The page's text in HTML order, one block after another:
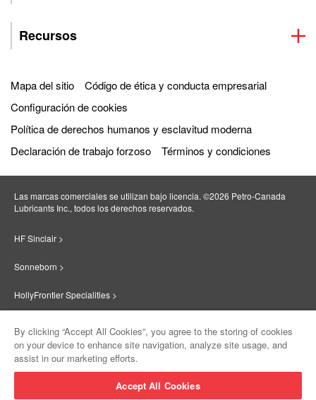
Recursos
Mapa del sitio
Código de ética y conducta empresarial
Configuración de cookies
Política de derechos humanos y esclavitud moderna
Declaración de trabajo forzoso
Términos y condiciones
Las marcas comerciales se utilizan bajo licencia. ©2026 Petro‐Canada
Lubricants Inc., todos los derechos reservados.
HF Sinclair >
Sonneborn >
HollyFrontier Specialities >
Suniso >
By clicking “Accept All Cookies”, you agree to the storing of cookies
on your device to enhance site navigation, analyze site usage, and
assist in our marketing efforts.
Accept All Cookies